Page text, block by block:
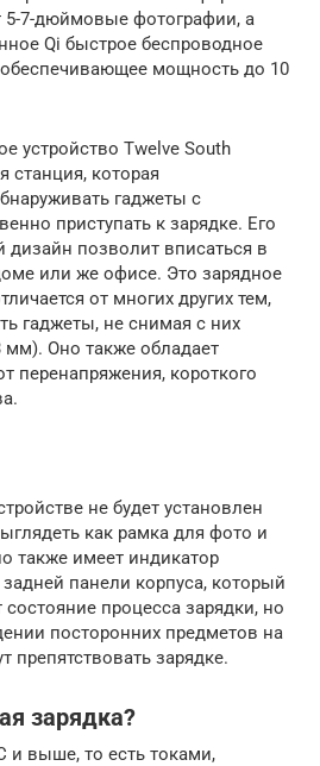
7-дюймовые фотографии, а
Qi быстрое беспроводное
обеспечивающее мощность до 10
устройство Twelve South
станция, которая
гаджеты с
приступать к зарядке. Его
дизайн позволит вписаться в
или же офисе. Это зарядное
от многих других тем,
гаджеты, не снимая с них
Оно также обладает
перенапряжения, короткого
не будет установлен
как рамка для фото и
также имеет индикатор
панели корпуса, который
процесса зарядки, но
посторонних предметов на
препятствовать зарядке.
зарядка?
и выше, то есть токами,